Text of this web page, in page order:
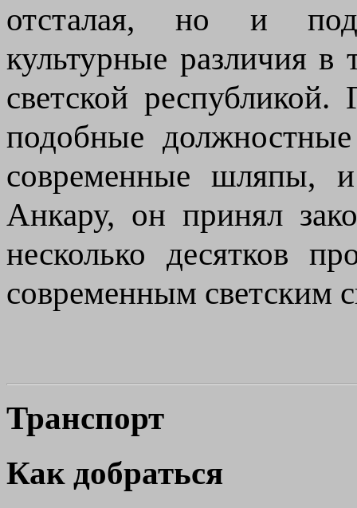
отсталая, но и
культурные различия
светской
подобные
современные шляпы,
Анкару, он принял
несколько десятков
современным светским
Транспорт
Как добраться